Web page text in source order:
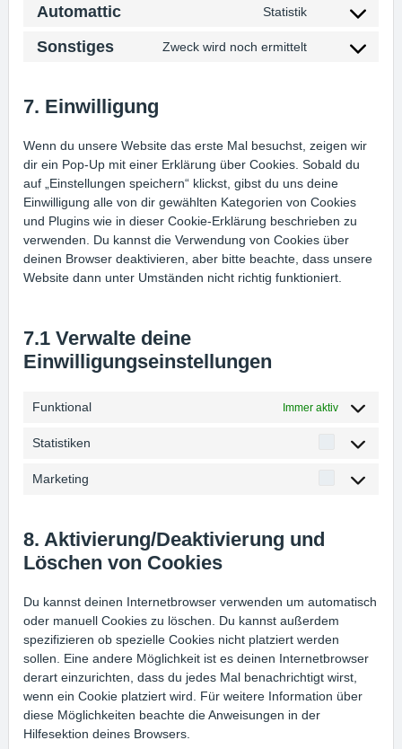
service
Automattic Statistik
Consent
service
Sonstiges Zweck wird noch ermittelt
Consent
7. Einwilligung
Wenn du unsere Website das erste Mal besuchst, zeigen wir
dir ein Pop-Up mit einer Erklärung über Cookies. Sobald du
auf „Einstellungen speichern“ klickst, gibst du uns deine
Einwilligung alle von dir gewählten Kategorien von Cookies
und Plugins wie in dieser Cookie-Erklärung beschrieben zu
verwenden. Du kannst die Verwendung von Cookies über
deinen Browser deaktivieren, aber bitte beachte, dass unsere
Website dann unter Umständen nicht richtig funktioniert.
7.1 Verwalte deine
Einwilligungseinstellungen
Funktional Immer aktiv
Statistiken Statistiken
Marketing Marketing
8. Aktivierung/Deaktivierung und
Löschen von Cookies
Du kannst deinen Internetbrowser verwenden um automatisch
oder manuell Cookies zu löschen. Du kannst außerdem
spezifizieren ob spezielle Cookies nicht platziert werden
sollen. Eine andere Möglichkeit ist es deinen Internetbrowser
derart einzurichten, dass du jedes Mal benachrichtigt wirst,
wenn ein Cookie platziert wird. Für weitere Information über
diese Möglichkeiten beachte die Anweisungen in der
Hilfesektion deines Browsers.